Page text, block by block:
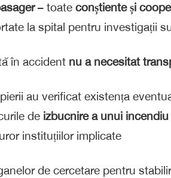
– toate conștiente și
la spital pentru investigații
în accident nu a necesitat
au verificat existența
de izbucnire a unui incendiu
instituțiilor implicate
de cercetare pentru